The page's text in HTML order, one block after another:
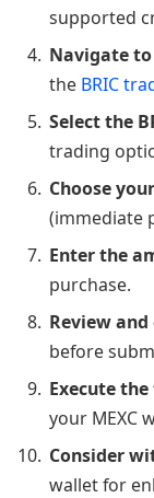
supported
Navigate
the BRIC
Select the
trading
Choose
(immediate
Enter the
purchase.
Review
before
Execute
your MEXC
Consider
wallet for